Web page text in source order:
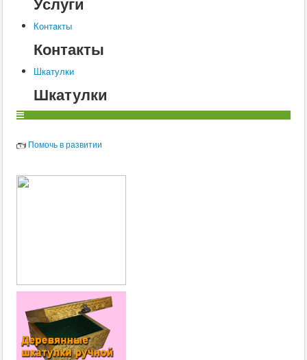
Контакты
Контакты
Шкатулки
Шкатулки
Помочь в развитии